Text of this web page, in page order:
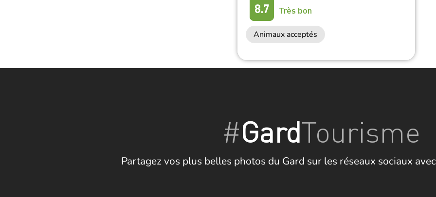
8.7 Très bon
Animaux acceptés
#GardTourisme
Partagez vos plus belles photos du Gard sur les réseaux sociaux